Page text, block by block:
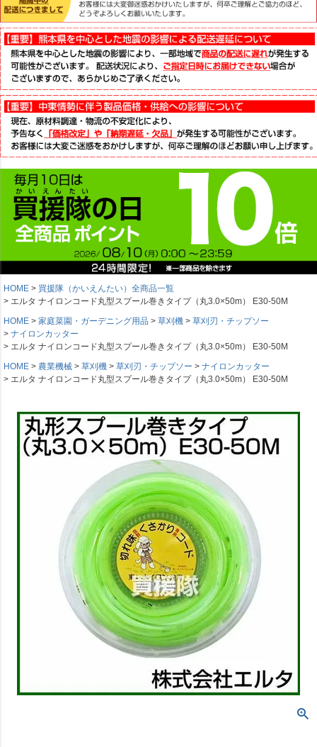
HOME
買援隊（かいえんたい）全商品一覧
エルタ ナイロンコード丸型スプール巻きタイプ（丸3.0×50m） E30-50M
HOME
家庭菜園・ガーデニング用品 草刈機
草刈刃・チップソー
ナイロンカッター
エルタ ナイロンコード丸型スプール巻きタイプ（丸3.0×50m） E30-50M
HOME
農業機械 草刈機 草刈刃・チップソー
ナイロンカッター
エルタ ナイロンコード丸型スプール巻きタイプ（丸3.0×50m） E30-50M